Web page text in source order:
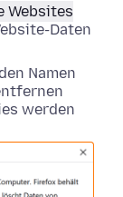
Websites
Daten
Namen
werden